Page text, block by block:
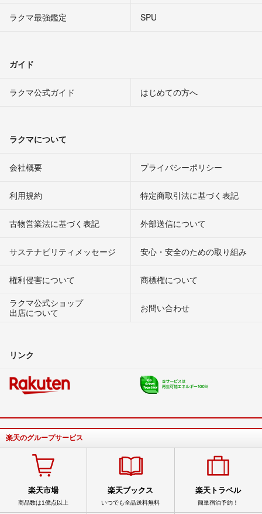
ラクマ最強鑑定
SPU
ガイド
ラクマ公式ガイド はじめての方へ
ラクマについて
会社概要 プライバシーポリシー
利用規約 特定商取引法に基づく表記
古物営業法に基づく表記 外部送信について
サステナビリティメッセージ 安心・安全のための取り組み
権利侵害について
商標権について
ラクマ公式ショップ
出店について
お問い合わせ
リンク
楽天のグループサービス
楽天市場
商品数は1億点以上
楽天ブックス
いつでも全品送料無料
楽天トラベル
簡単宿泊予約！